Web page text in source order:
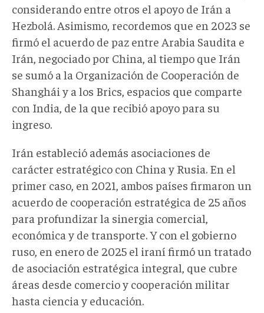
considerando entre otros el apoyo de Irán a
Hezbolá. Asimismo, recordemos que en 2023 se
firmó el acuerdo de paz entre Arabia Saudita e
Irán, negociado por China, al tiempo que Irán
se sumó a la Organización de Cooperación de
Shanghái y a los Brics, espacios que comparte
con India, de la que recibió apoyo para su
ingreso.
Irán estableció además asociaciones de
carácter estratégico con China y Rusia. En el
primer caso, en 2021, ambos países firmaron un
acuerdo de cooperación estratégica de 25 años
para profundizar la sinergia comercial,
económica y de transporte. Y con el gobierno
ruso, en enero de 2025 el iraní firmó un tratado
de asociación estratégica integral, que cubre
áreas desde comercio y cooperación militar
hasta ciencia y educación.